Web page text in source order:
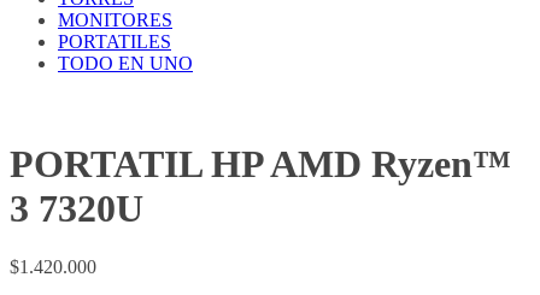
MONITORES
PORTATILES
TODO EN UNO
PORTATIL HP AMD Ryzen™
3 7320U
$1.420.000